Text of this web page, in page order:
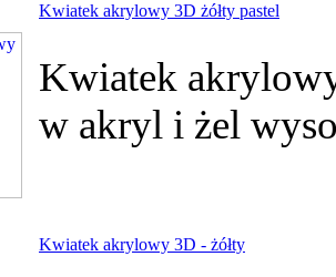
Kwiatek akrylowy 3D żółty pastel
Kwiatek
w akryl i żel
Kwiatek akrylowy 3D - żółty